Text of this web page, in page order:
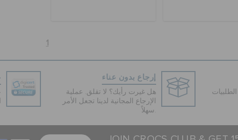
1
إرجاع بدون عناء
هل غيرت رأيك؟ لا تقلق. عملية
الإرجاع المجانية لدينا تجعل الأمر
سهلاً.